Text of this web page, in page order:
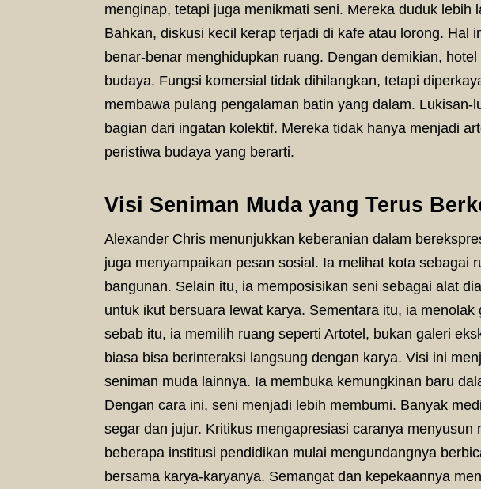
menginap, tetapi juga menikmati seni. Mereka duduk lebih
Bahkan, diskusi kecil kerap terjadi di kafe atau lorong. Hal
benar-benar menghidupkan ruang. Dengan demikian,
budaya. Fungsi komersial tidak dihilangkan, tetapi
membawa pulang pengalaman batin yang dalam. Lukisan-
bagian dari ingatan kolektif. Mereka tidak hanya menjadi
peristiwa budaya yang berarti.
Visi Seniman Muda yang Terus
Alexander Chris menunjukkan keberanian dalam
juga menyampaikan pesan sosial. Ia melihat kota sebagai
bangunan. Selain itu, ia memposisikan seni sebagai alat
untuk ikut bersuara lewat karya. Sementara itu, ia
sebab itu, ia memilih ruang seperti Artotel, bukan galeri
biasa bisa berinteraksi langsung dengan karya. Visi ini
seniman muda lainnya. Ia membuka kemungkinan baru
Dengan cara ini, seni menjadi lebih membumi. Banyak
segar dan jujur. Kritikus mengapresiasi caranya menyusun
beberapa institusi pendidikan mulai mengundangnya
bersama karya-karyanya. Semangat dan kepekaannya